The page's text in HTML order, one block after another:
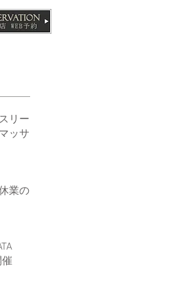
リー
ッサ
業の
催